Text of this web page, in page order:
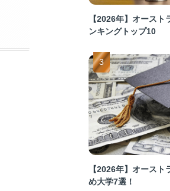
【2026年】オース
ンキングトップ10
【2026年】オース
め大学7選！